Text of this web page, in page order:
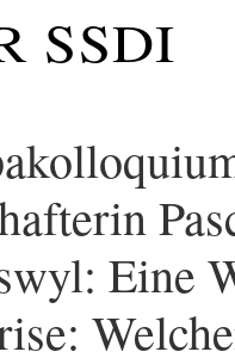
Eine